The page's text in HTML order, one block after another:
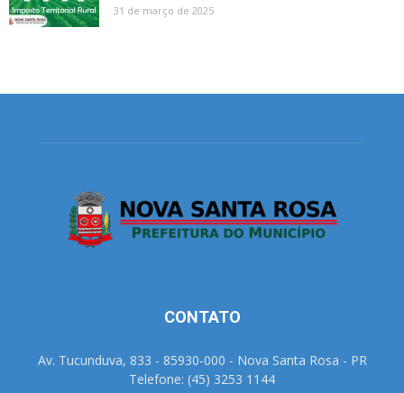
31 de março de 2025
CONTATO
Av. Tucunduva, 833 - 85930-000 - Nova Santa Rosa - PR
Telefone: (45) 3253 1144